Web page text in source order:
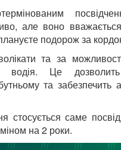
але воно
подорож за
та за
водія. Це
та забезпечить
стосується саме
на 2 роки.